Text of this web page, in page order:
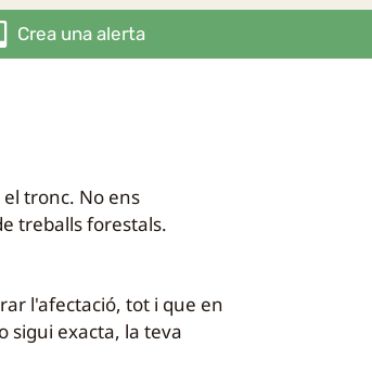
Crea una alerta
tronc. No ens
treballs forestals.
l'afectació, tot i que en
sigui exacta, la teva